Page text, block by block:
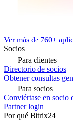
Ver más de 760+
Socios
Para clientes
Directorio de socios
Obtener consultas
Para socios
Conviértase en socio
Partner login
Por qué Bitrix24